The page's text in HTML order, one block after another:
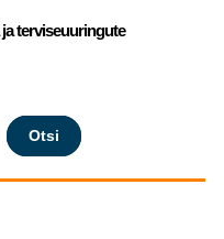
terviseuuringute